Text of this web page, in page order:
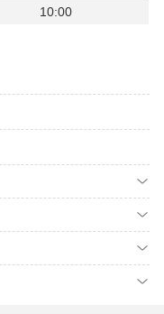
10:00